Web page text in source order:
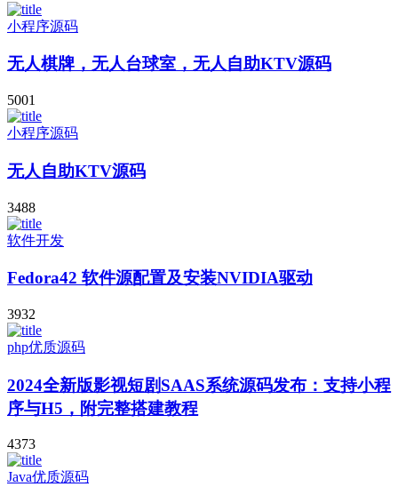
小程序源码
无人棋牌，无人台球室，无人自助KTV源码
5001
小程序源码
无人自助KTV源码
3488
软件开发
Fedora42 软件源配置及安装NVIDIA驱动
3932
php优质源码
2024全新版影视短剧SAAS系统源码发布：支持小程
序与H5，附完整搭建教程
4373
Java优质源码